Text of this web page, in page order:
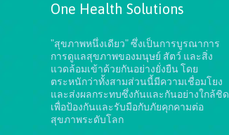
One Health Solutions
"สุขภาพหนึ่งเดียว" ซึ่งเป็นการบูรณาการ
การดูแลสุขภาพของมนุษย์ สัตว์ และสิ่ง
แวดล้อมเข้าด้วยกันอย่างยั่งยืนโดย
ตระหนักว่าทั้งสามส่วนนี้มีความเชื่อมโยง
และส่งผลกระทบซึ่งกันและกันอย่างใกล้ชิด
เพื่อป้องกันและรับมือกับภัยคุกคามต่อ
สุขภาพระดับโลก